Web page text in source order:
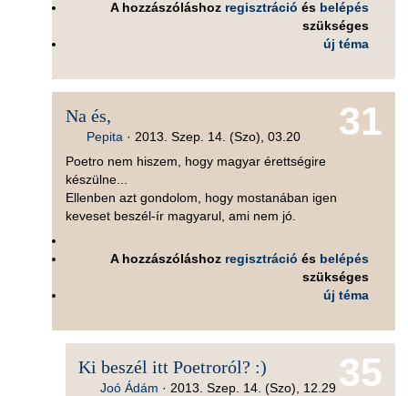
A hozzászóláshoz regisztráció és belépés
szükséges
új téma
31
Na és,
Pepita · 2013. Szep. 14. (Szo), 03.20
Poetro nem hiszem, hogy magyar érettségire
készülne...
Ellenben azt gondolom, hogy mostanában igen
keveset beszél-ír magyarul, ami nem jó.
A hozzászóláshoz regisztráció és belépés
szükséges
új téma
35
Ki beszél itt Poetroról? :)
Joó Ádám · 2013. Szep. 14. (Szo), 12.29